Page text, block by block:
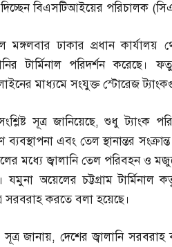
দিচ্ছেন বিএসটিআইয়ের পরিচালক (
মঙ্গলবার ঢাকার প্রধান কার্যালয়
টার্মিনাল পরিদর্শন
মাধ্যমে সংযুক্ত স্টোরেজ
সূত্র জানিয়েছে,শুধু ট্যাংক
ব্যবস্থাপনা এবং তেল স্থানান্তর
মধ্যে জ্বালানি তেল পরিবহন ও
যমুনা অয়েলের চট্টগ্রাম টার্মিনাল
সরবরাহ করতে বলা হয়েছে।
সূত্র জানায়, দেশের জ্বালানি